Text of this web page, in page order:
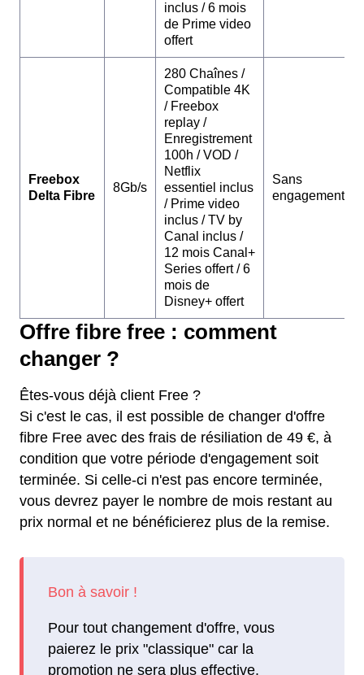
inclus / 6 mois
de Prime video
offert
Freebox
Delta Fibre
8Gb/s
280 Chaînes /
Compatible 4K
/ Freebox
replay /
Enregistrement
100h / VOD /
Netflix
essentiel inclus
/ Prime video
inclus / TV by
Canal inclus /
12 mois Canal+
Series offert / 6
mois de
Disney+ offert
Sans
engagement
Offre fibre free : comment
changer ?
Êtes-vous déjà client Free ?
Si c'est le cas, il est possible de changer d'offre
fibre Free avec des frais de résiliation de 49 €, à
condition que votre période d'engagement soit
terminée. Si celle-ci n'est pas encore terminée,
vous devrez payer le nombre de mois restant au
prix normal et ne bénéficierez plus de la remise.
Pour tout changement d'offre, vous
paierez le prix "classique" car la
promotion ne sera plus effective.